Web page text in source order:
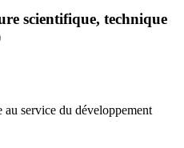
scientifique, technique
au service du développement